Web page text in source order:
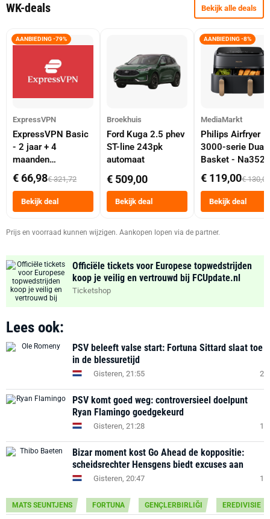
WK-deals Bekijk alle deals
AANBIEDING -79%
ExpressVPN
ExpressVPN Basic
- 2 jaar + 4
maanden
abonnement
€ 66,98€ 321,72
Bekijk deal
Broekhuis
Ford Kuga 2.5 phev
ST-line 243pk
automaat
€ 509,00
Bekijk deal
AANBIEDING -8%
MediaMarkt
Philips Airfryer
3000-serie Dual
Basket -
Dubbele Mand 9
Tot 6 Personen
Heteluchtfriteuse
Zwart
€ 119,00€ 130,00
Bekijk deal
Prijs en voorraad kunnen wijzigen. Aankopen lopen via de partner.
Officiële tickets voor Europese topwedstrijden
koop je veilig en vertrouwd bij FCUpdate.nl
Ticketshop
Lees ook:
PSV beleeft valse start: Fortuna Sittard slaat toe
in de blessuretijd
Gisteren, 21:55 2
PSV komt goed weg: controversieel doelpunt
Ryan Flamingo goedgekeurd
Gisteren, 21:28 1
Bizar moment kost Go Ahead de koppositie:
scheidsrechter Hensgens biedt excuses aan
Gisteren, 20:47 1
MATS SEUNTJENS FORTUNA GENÇLERBIRLIĞI EREDIVISIE